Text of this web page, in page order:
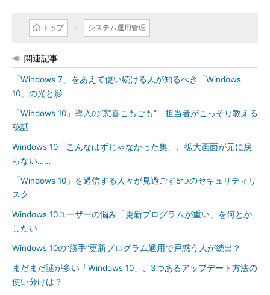
トップ システム運用管理
関連記事
「Windows 7」をあえて使い続ける人が知るべき「Windows
10」の光と影
「Windows 10」導入の“悲喜こもごも” 担当者がこっそり教える
秘話
Windows 10「こんなはずじゃなかった集」、拡大画面が元に戻
らない……
「Windows 10」を過信する人々が見過ごす5つのセキュリティリ
スク
Windows 10ユーザーの悩み「更新プログラムが重い」を何とか
したい
Windows 10の“勝手”更新プログラム適用で戸惑う人が続出？
まだまだ謎が多い「Windows 10」、3つあるアップデート方法の
使い分けは？